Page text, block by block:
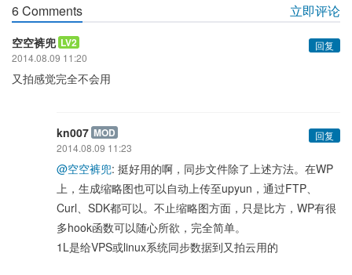
6 Comments 立即评论
空空裤兜 LV2
回复
2014.08.09 11:20
又拍感觉完全不会用
kn007 MOD
回复
2014.08.09 11:23
@空空裤兜: 挺好用的啊，同步文件除了上述方法。在WP
上，生成缩略图也可以自动上传至upyun，通过FTP、
Curl、SDK都可以。不止缩略图方面，只是比方，WP有很
多hook函数可以随心所欲，完全简单。
1L是给VPS或linux系统同步数据到又拍云用的